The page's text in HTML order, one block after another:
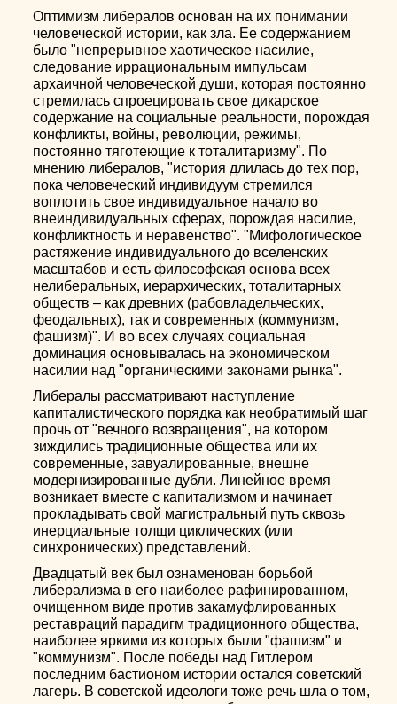
Оптимизм либералов основан на их понимании
человеческой истории, как зла. Ее содержанием
было "непрерывное хаотическое насилие,
следование иррациональным импульсам
архаичной человеческой души, которая постоянно
стремилась спроецировать свое дикарское
содержание на социальные реальности, порождая
конфликты, войны, революции, режимы,
постоянно тяготеющие к тоталитаризму". По
мнению либералов, "история длилась до тех пор,
пока человеческий индивидуум стремился
воплотить свое индивидуальное начало во
внеиндивидуальных сферах, порождая насилие,
конфликтность и неравенство". "Мифологическое
растяжение индивидуального до вселенских
масштабов и есть философская основа всех
нелиберальных, иерархических, тоталитарных
обществ – как древних (рабовладельческих,
феодальных), так и современных (коммунизм,
фашизм)". И во всех случаях социальная
доминация основывалась на экономическом
насилии над "органическими законами рынка".
Либералы рассматривают наступление
капиталистического порядка как необратимый шаг
прочь от "вечного возвращения", на котором
зиждились традиционные общества или их
современные, завуалированные, внешне
модернизированные дубли. Линейное время
возникает вместе с капитализмом и начинает
прокладывать свой магистральный путь сквозь
инерциальные толщи циклических (или
синхронических) представлений.
Двадцатый век был ознаменован борьбой
либерализма в его наиболее рафинированном,
очищенном виде против закамуфлированных
реставраций парадигм традиционного общества,
наиболее яркими из которых были "фашизм" и
"коммунизм". После победы над Гитлером
последним бастионом истории остался советский
лагерь. В советской идеологи тоже речь шла о том,